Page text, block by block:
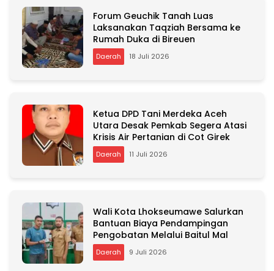
Forum Geuchik Tanah Luas
Laksanakan Taqziah Bersama ke
Rumah Duka di Bireuen
Daerah 18 Juli 2026
Ketua DPD Tani Merdeka Aceh
Utara Desak Pemkab Segera Atasi
Krisis Air Pertanian di Cot Girek
Daerah 11 Juli 2026
Wali Kota Lhokseumawe Salurkan
Bantuan Biaya Pendampingan
Pengobatan Melalui Baitul Mal
Daerah 9 Juli 2026